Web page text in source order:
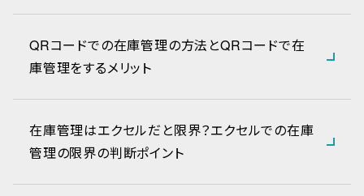
QRコードでの在庫管理の方法とQRコードで在
庫管理をするメリット
在庫管理はエクセルだと限界？エクセルでの在庫
管理の限界の判断ポイント